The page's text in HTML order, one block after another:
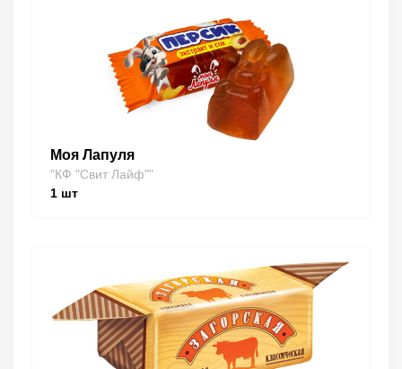
Моя Лапуля
"КФ "Свит Лайф""
1 шт